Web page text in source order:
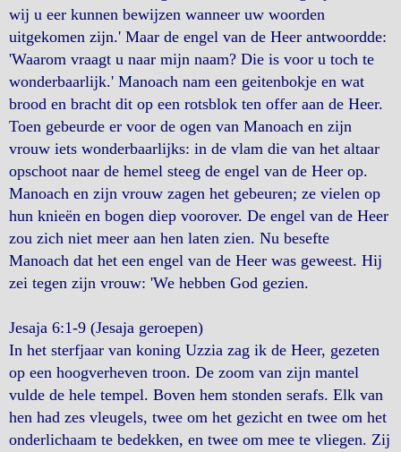
wij u eer kunnen bewijzen wanneer uw woorden
uitgekomen zijn.' Maar de engel van de Heer antwoordde:
'Waarom vraagt u naar mijn naam? Die is voor u toch te
wonderbaarlijk.' Manoach nam een geitenbokje en wat
brood en bracht dit op een rotsblok ten offer aan de Heer.
Toen gebeurde er voor de ogen van Manoach en zijn
vrouw iets wonderbaarlijks: in de vlam die van het altaar
opschoot naar de hemel steeg de engel van de Heer op.
Manoach en zijn vrouw zagen het gebeuren; ze vielen op
hun knieën en bogen diep voorover. De engel van de Heer
zou zich niet meer aan hen laten zien. Nu besefte
Manoach dat het een engel van de Heer was geweest. Hij
zei tegen zijn vrouw: 'We hebben God gezien.
Jesaja 6:1-9 (Jesaja geroepen)
In het sterfjaar van koning Uzzia zag ik de Heer, gezeten
op een hoogverheven troon. De zoom van zijn mantel
vulde de hele tempel. Boven hem stonden serafs. Elk van
hen had zes vleugels, twee om het gezicht en twee om het
onderlichaam te bedekken, en twee om mee te vliegen. Zij